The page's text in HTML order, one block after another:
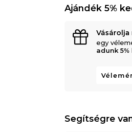
Ajándék 5%
egy
adunk
Segítségre